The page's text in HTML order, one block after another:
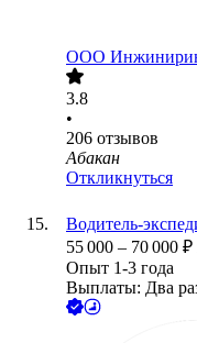
ООО
3.8
•
206 отзывов
Абакан
Откликнуться
Водитель-
55 000 – 70 000 ₽
Опыт 1-3 года
Выплаты: Два